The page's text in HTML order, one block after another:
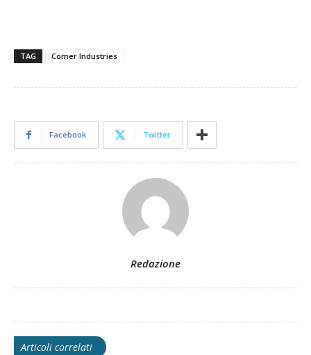
TAG Comer Industries
Facebook Twitter
Redazione
Articoli correlati